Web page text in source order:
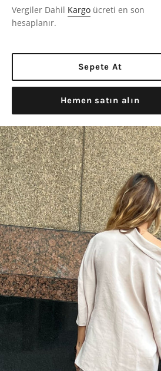
Fiyat
Vergiler Dahil Kargo ücreti en son
hesaplanır.
Sepete At
Hemen satın alın